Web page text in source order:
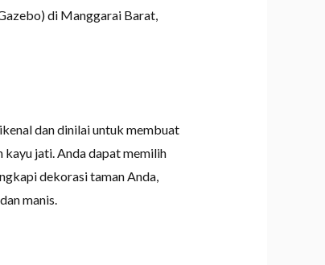
di Manggarai Barat,
dan dinilai untuk membuat
kayu jati. Anda dapat memilih
dekorasi taman Anda,
manis.